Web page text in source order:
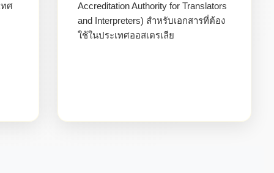
ทศ
Accreditation Authority for Translators
and Interpreters) สำหรับเอกสารที่ต้อง
ใช้ในประเทศออสเตรเลีย